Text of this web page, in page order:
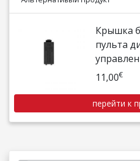
Крышка
пульта
11,00€
перейти к